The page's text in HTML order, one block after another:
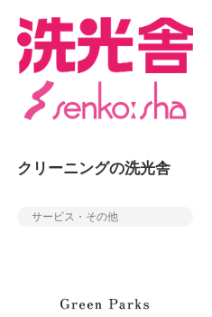
クリーニングの洗光舎
サービス・その他